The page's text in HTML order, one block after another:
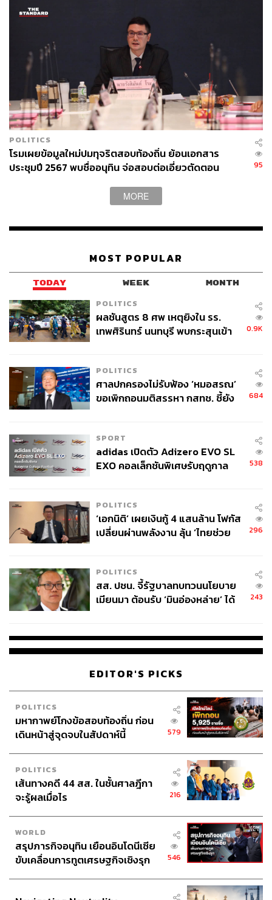
POLITICS
โรมเผยข้อมูลใหม่ปมทุจริตสอบท้องถิ่น ย้อนเอกสาร
ประชุมปี 2567 พบชื่ออนุทิน จ่อสอบต่อเอี่ยวตัดตอน
95
MORE
MOST POPULAR
TODAY WEEK MONTH
POLITICS
ผลชันสูตร 8 ศพ เหตุยิงใน รร.
เทพศิรินทร์ นนทบุรี พบกระสุนเข้า
0.9K
POLITICS
ศาลปกครองไม่รับฟ้อง ‘หมอสรณ’
ขอเพิกถอนมติสรรหา กสทช. ชี้ยัง
684
SPORT
adidas เปิดตัว Adizero EVO SL
EXO คอลเล็กชันพิเศษรับฤดูกาล
538
POLITICS
‘เอกนิติ’ เผยเงินกู้ 4 แสนล้าน โฟกัส
เปลี่ยนผ่านพลังงาน ลุ้น ‘ไทยช่วย
296
POLITICS
สส. ปชน. จี้รัฐบาลทบทวนนโยบาย
เมียนมา ต้อนรับ ‘มินอ่องหล่าย’ ได้
243
EDITOR'S PICKS
POLITICS
มหากาพย์โกงข้อสอบท้องถิ่น ก่อน
เดินหน้าสู่จุดจบในสัปดาห์นี้
579
POLITICS
เส้นทางคดี 44 สส. ในชั้นศาลฎีกา
จะรู้ผลเมื่อไร
216
WORLD
สรุปภารกิจอนุทิน เยือนอินโดนีเซีย
ขับเคลื่อนการทูตเศรษฐกิจเชิงรุก
546